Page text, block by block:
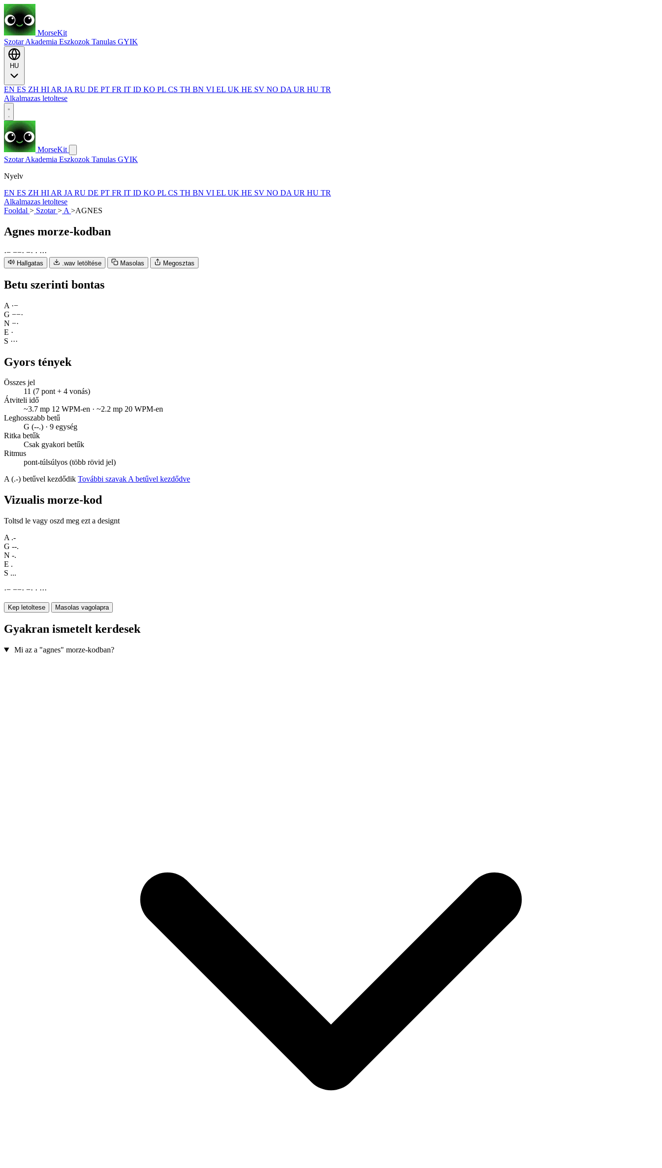
MorseKit
SzotarAkademia Eszkozok Tanulas GYIK
EN ES ZH HI AR JA RU DE PT FR IT ID KO PL CS TH BN VI EL UK HE SV NO DA UR HU TR
Alkalmazas letoltese
MorseKit
SzotarAkademia Eszkozok Tanulas GYIK
Nyelv
EN ES ZH HI AR JA RU DE PT FR IT ID KO PL CS TH BN VI EL UK HE SV NO DA UR HU TR
Alkalmazas letoltese
Fooldal > Szotar> A >AGNES
Agnes morze-kodban
·− −−· −· · ···
Hallgatas .wav letöltése Masolas Megosztas
Betu szerinti bontas
A ·−
G −−·
N −·
E ·
S ···
Gyors tények
Összes jel
11 (7 pont + 4 vonás)
Átviteli idő
~3.7 mp 12 WPM-en · ~2.2 mp 20 WPM-en
Leghosszabb betű
G (--.) · 9 egység
Ritka betűk
Csak gyakori betűk
Ritmus
pont-túlsúlyos (több rövid jel)
A (.-) betűvel kezdődik További szavak A betűvel kezdődve
Vizualis morze-kod
Toltsd le vagy oszd meg ezt a designt
A .-
G --.
N -.
E .
S ...
·− −−· −· · ···
Kep letoltese Masolas vagolapra
Gyakran ismetelt kerdesek
Mi az a "agnes" morze-kodban?